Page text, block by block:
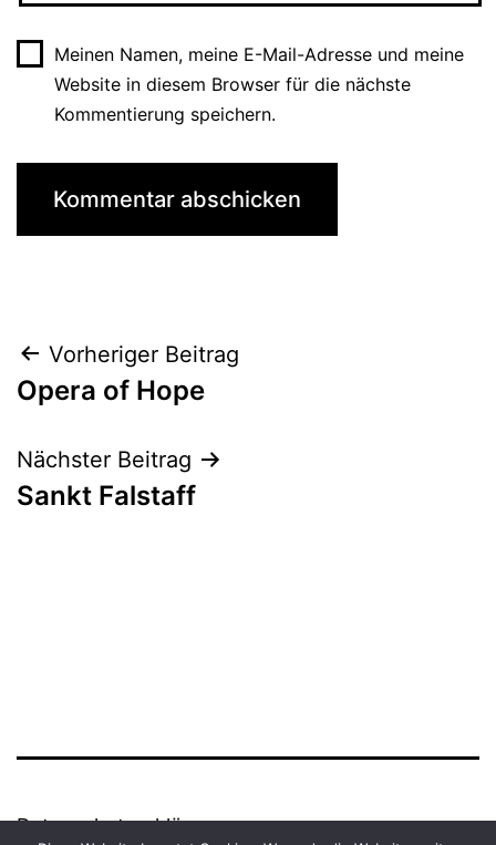
Meinen Namen, meine E-Mail-Adresse und meine
Website in diesem Browser für die nächste
Kommentierung speichern.
Beitrags-
Navigation
Vorheriger Beitrag
Opera of Hope
Nächster Beitrag
Sankt Falstaff
Datenschutzerklärung